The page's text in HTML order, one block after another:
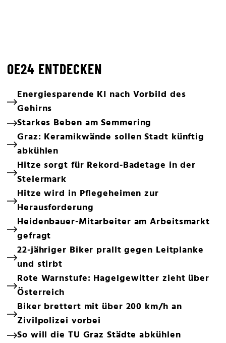
OE24 ENTDECKEN
Energiesparende KI nach Vorbild des
Gehirns
Starkes Beben am Semmering
Graz: Keramikwände sollen Stadt künftig
abkühlen
Hitze sorgt für Rekord-Badetage in der
Steiermark
Hitze wird in Pflegeheimen zur
Herausforderung
Heidenbauer-Mitarbeiter am Arbeitsmarkt
gefragt
22-jähriger Biker prallt gegen Leitplanke
und stirbt
Rote Warnstufe: Hagelgewitter zieht über
Österreich
Biker brettert mit über 200 km/h an
Zivilpolizei vorbei
So will die TU Graz Städte abkühlen